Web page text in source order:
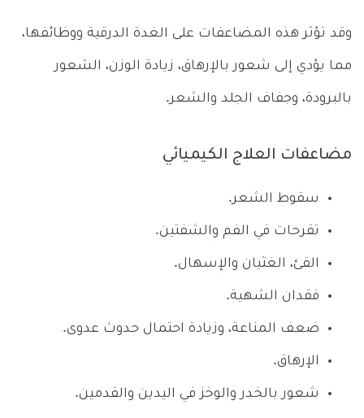
وقد تؤثر هذه المضاعفات على الغدة الدرقية ووظائفها،
مما يؤدي إلى شعور بالإرهاق، زيادة الوزن، الشعور
بالبرودة، وجفاف الجلد والشعر.
مضاعفات العلاج الكيميائي
سقوط الشعر.
تقرحات في الفم والشفتين.
القئ، الغثيان والإسهال.
فقدان الشهية.
ضعف المناعة، وزيادة احتمال حدوث عدوى.
الإرهاق.
شعور بالخدر والوخز في اليدين والقدمين.